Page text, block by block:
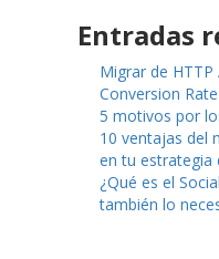
Entradas
Migrar de HTTP
Conversion
5 motivos por
10 ventajas del
en tu estrategia
¿Qué es el
también lo